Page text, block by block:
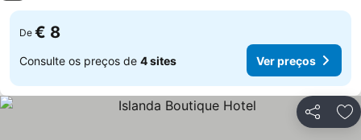
De € 8
Consulte os preços de 4 sites Ver preços
Partilhar